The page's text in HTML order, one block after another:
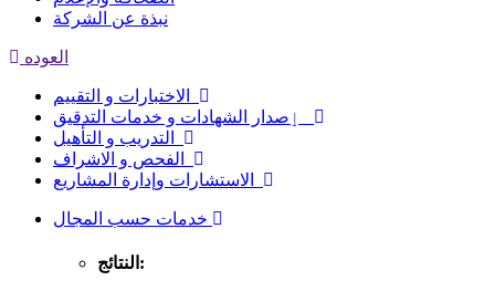
نبذة عن الشركة
العوده
النتائج: